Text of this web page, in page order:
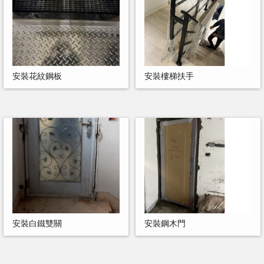
安裝花紋鋼板 安裝樓梯扶手
安裝白鐵雙關 安裝鋼木門